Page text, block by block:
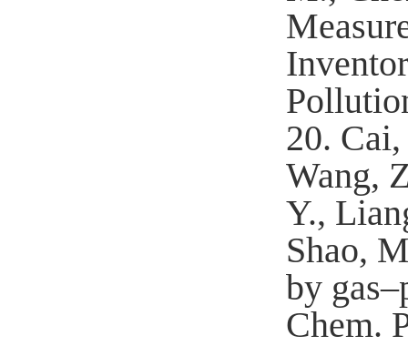
20.
Wang,
Y.,
Shao,
by
Chem.